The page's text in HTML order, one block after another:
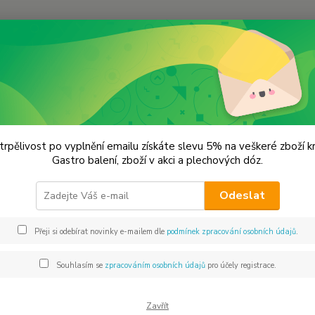
Plechové dózy - kořenky Kořenka s okénkem - 140 ml. VÝPRODEJ
s okénkem - 140 ml.
CHCI
po vyplnění emailu získáte slevu 5% na veškeré zboží
Gastro balení, zboží v akci a plechových dóz.
Odeslat
Přeji si odebírat novinky e-mailem dle podmínek zpracování osobních údajů.
Souhlasím se zpracováním osobních údajůpro účely registrace.
Zavřít